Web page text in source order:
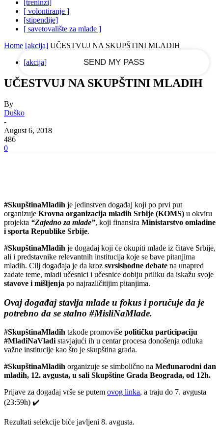
[treninzi]
[ volontiranje ]
[stipendije]
[ savetovalište za mlade ]
Home [akcija] UČESTVUJ NA SKUPŠTINI MLADIH
[akcija]
UČESTVUJ NA SKUPŠTINI MLADIH
By
Duško
-
August 6, 2018
486
0
#SkupštinaMladih je jedinstven događaj koji po prvi put
organizuje Krovna organizacija mladih Srbije (KOMS) u okviru
projekta “Zajedno za mlade”, koji finansira Ministarstvo omladine
i sporta Republike Srbije.
#SkupštinaMladih je događaj koji će okupiti mlade iz čitave Srbije,
ali i predstavnike relevantnih institucija koje se bave pitanjima
mladih. Cilj događaja je da kroz svrsishodne debate na unapred
zadate teme, mladi učesnici i učesnice dobiju priliku da iskažu svoje
stavove i mišljenja po najrazličitijim pitanjima.
Ovaj događaj stavlja mlade u fokus i poručuje da je
potrebno da se stalno #MisliNaMlade.
#SkupštinaMladih takođe promoviše političku participaciju
#MladiNaVladi stavjajući ih u centar procesa donošenja odluka
važne institucije kao što je skupština grada.
#SkupštinaMladih organizuje se simbolično na Međunarodni dan
mladih, 12. avgusta, u sali Skupštine Grada Beograda, od 12h.
Prijave za događaj vrše se putem ovog linka, a traju do 7. avgusta
(23:59h) ✔️
Rezultati selekcije biće javljeni 8. avgusta.